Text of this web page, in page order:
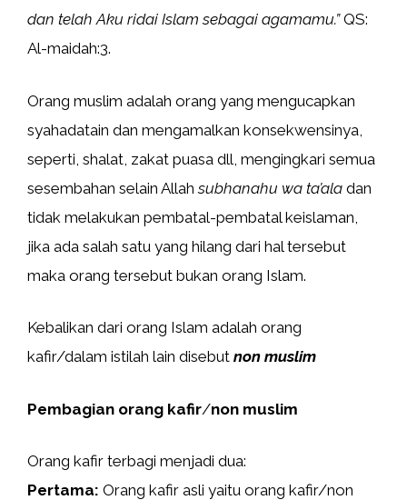
dan telah Aku ridai Islam sebagai agamamu.”QS:
Al-maidah:3.
Orang muslim adalah orang yang mengucapkan
syahadatain dan mengamalkan konsekwensinya,
seperti, shalat, zakat puasa dll, mengingkari semua
sesembahan selain Allahsubhanahu wa ta’ala dan
tidak melakukan pembatal-pembatal keislaman,
jika ada salah satu yang hilang dari hal tersebut
maka orang tersebut bukan orang Islam.
Kebalikan dari orang Islam adalah orang
kafir/dalam istilah lain disebut non muslim
Pembagian orang kafir/non muslim
Orang kafir terbagi menjadi dua:
Pertama: Orang kafir asli yaitu orang kafir/non